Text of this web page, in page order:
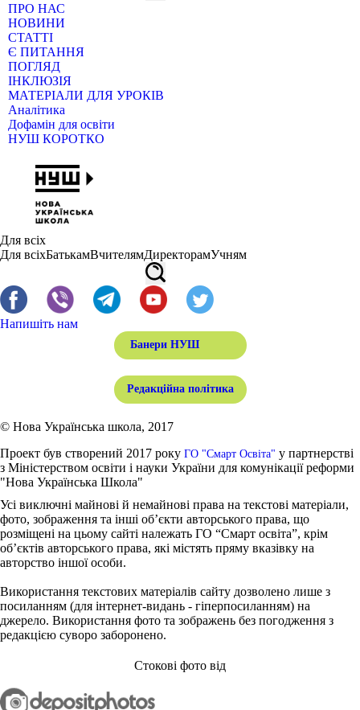
ПРО НАС
НОВИНИ
СТАТТІ
Є ПИТАННЯ
ПОГЛЯД
ІНКЛЮЗІЯ
МАТЕРІАЛИ ДЛЯ УРОКІВ
Аналітика
Дофамін для освіти
НУШ КОРОТКО
Для всіх
Для всіхБатькамВчителямДиректорамУчням
Напишіть нам
Банери НУШ
Редакційна політика
© Нова Українська школа, 2017
Проект був створений 2017 року ГО "Смарт Освіта" у партнерстві
з Міністерством освіти і науки України для комунікації реформи
"Нова Українська Школа"
Усі виключні майнові й немайнові права на текстові матеріали,
фото, зображення та інші об’єкти авторського права, що
розміщені на цьому сайті належать ГО “Смарт освіта”, крім
об’єктів авторського права, які містять пряму вказівку на
авторство іншої особи.
Використання текстових матеріалів сайту дозволено лише з
посиланням (для інтернет-видань - гіперпосиланням) на
джерело. Використання фото та зображень без погодження з
редакцією суворо заборонено.
Стокові фото від